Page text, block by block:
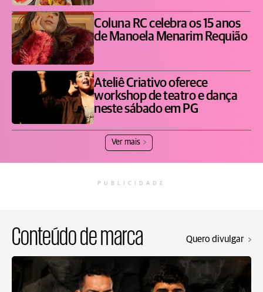
Coluna RC celebra os 15 anos
de Manoela Menarim Requião
Ateliê Criativo oferece
workshop de teatro e dança
neste sábado em PG
Ver mais
PUBLICIDADE
Conteúdo de marca Quero divulgar